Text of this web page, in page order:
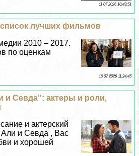
11 07 2026 10:49:51
лучших фильмов
2010 – 2017.
по оценкам
10 07 2026 11:24:45
и Севда": актеры и роли,
и актерский
Али и Севда , Вас
и хорошей